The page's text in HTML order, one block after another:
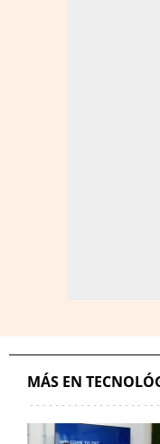
MÁS EN